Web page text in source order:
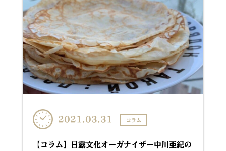
2021.03.31 コラム
【コラム】日露文化オーガナイザー中川亜紀の